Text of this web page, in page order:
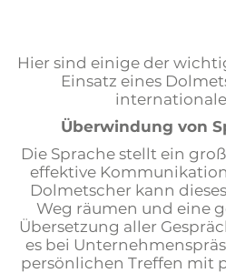
Hier sind einige der
Einsatz eines
Überwindung von
Die Sprache stellt ein
effektive
Dolmetscher kann
Weg räumen und eine
Übersetzung aller
es bei
persönlichen Treffen mit